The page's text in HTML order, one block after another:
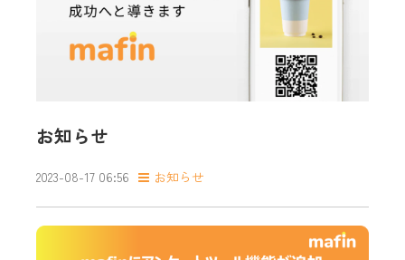
お知らせ
2023-08-17 06:56 お知らせ